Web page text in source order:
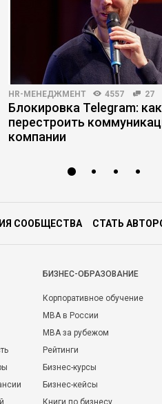
HR-МЕНЕДЖМЕНТ 4557 27
Блокировка Telegram: как
перестроить
компании
СООБЩЕСТВА СТАТЬ
БИЗНЕС-ОБРАЗОВАНИЕ
Корпоративное обучение
MBA в России
MBA за рубежом
Рейтинги
Бизнес-курсы
Бизнес-кейсы
Книги по бизнесу